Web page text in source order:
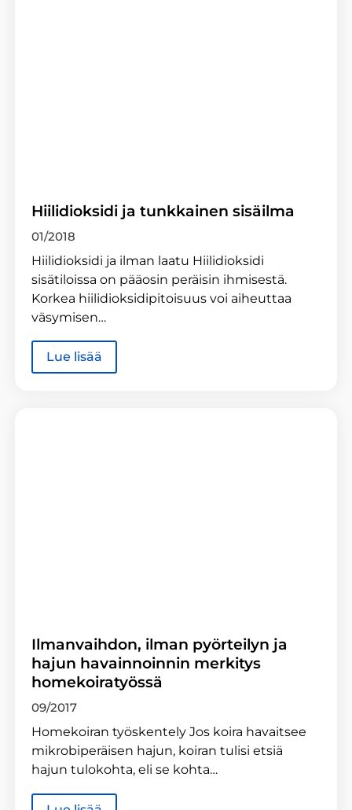
Hiilidioksidi ja tunkkainen sisäilma
01/2018
Hiilidioksidi ja ilman laatu Hiilidioksidi
sisätiloissa on pääosin peräisin ihmisestä.
Korkea hiilidioksidipitoisuus voi aiheuttaa
väsymisen…
Lue lisää
Ilmanvaihdon, ilman pyörteilyn ja
hajun havainnoinnin merkitys
homekoiratyössä
09/2017
Homekoiran työskentely Jos koira havaitsee
mikrobiperäisen hajun, koiran tulisi etsiä
hajun tulokohta, eli se kohta…